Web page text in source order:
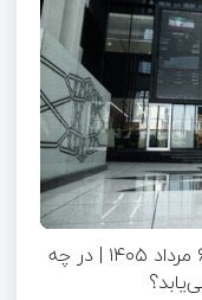
پیش‌بینی بازار سهام امروز سه‌شنبه ۶ مرداد ۱۴۰۵ | در چه